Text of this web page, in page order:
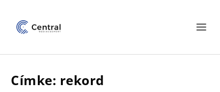
Címke: rekord